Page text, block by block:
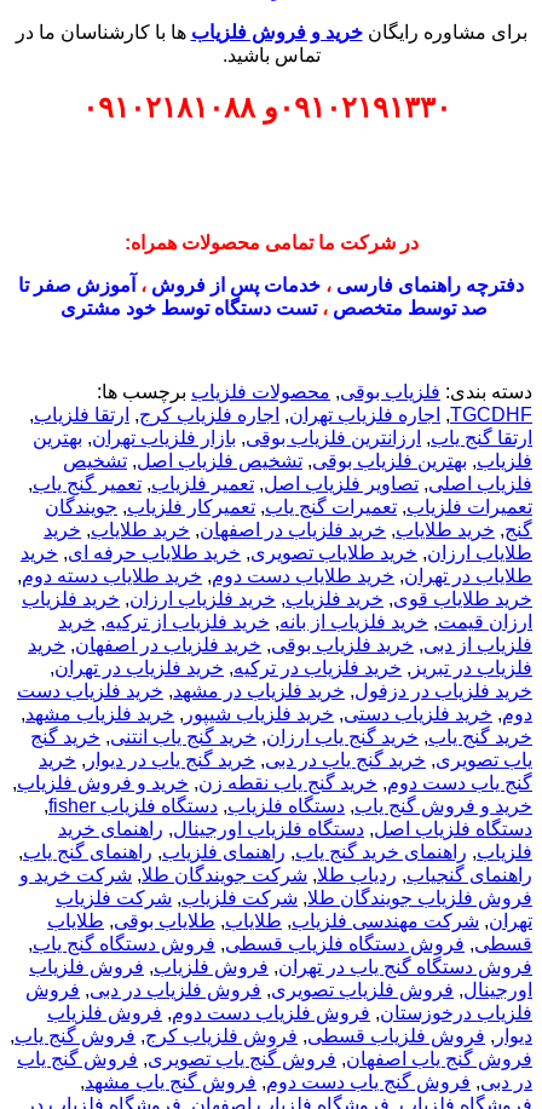
برای مشاوره رایگانخرید و فروش فلزیاب ها با کارشناسان ما در
تماس باشید.
۰۹۱۰۲۱۹۱۳۳۰ و ۰۹۱۰۲۱۸۱۰۸۸
در شرکت ما تمامی محصولات همراه:
دفترچه راهنمای فارسی ، خدمات پس از فروش ، آموزش صفر تا
صد توسط متخصص ،تست دستگاه توسط خود مشتری
دسته بندی: فلزیاب بوقی, محصولات فلزیاب برچسب ها:
TGCDHF
, اجاره فلزیاب تهران, اجاره فلزیاب کرج, ارتقا فلزیاب,
ارتقا گنج یاب, ارزانترین فلزیاب بوقی, بازار فلزیاب تهران, بهترین
فلزیاب, بهترین فلزیاب بوقی, تشخیص فلزیاب اصل, تشخیص
فلزیاب اصلی, تصاویر فلزیاب اصل, تعمیر فلزیاب, تعمیر گنج یاب,
تعمیرات فلزیاب, تعمیرات گنج یاب, تعمیرکار فلزیاب, جویندگان
گنج, خريد طلاياب, خريد فلزياب در اصفهان, خرید طلایاب, خرید
طلایاب ارزان, خرید طلایاب تصویری, خرید طلایاب حرفه ای, خرید
طلایاب در تهران, خرید طلایاب دست دوم, خرید طلایاب دسته دوم,
خرید طلایاب قوی, خرید فلزیاب, خرید فلزیاب ارزان, خرید فلزیاب
ارزان قیمت, خرید فلزیاب از بانه, خرید فلزیاب از ترکیه, خرید
فلزیاب از دبی, خرید فلزیاب بوقی, خرید فلزیاب در اصفهان, خرید
فلزیاب در تبریز , خرید فلزیاب در ترکیه, خرید فلزیاب در تهران,
خرید فلزیاب در دزفول, خرید فلزیاب در مشهد, خرید فلزیاب دست
دوم, خرید فلزیاب دستی, خرید فلزیاب شیپور , خرید فلزیاب مشهد,
خرید گنج یاب, خرید گنج یاب ارزان, خرید گنج یاب انتنی, خرید گنج
یاب تصویری, خرید گنج یاب در دبی, خرید گنج یاب در دیوار , خرید
گنج یاب دست دوم, خرید گنج یاب نقطه زن, خرید و فروش فلزیاب,
خرید و فروش گنج یاب, دستگاه فلزیاب, دستگاه فلزیاب fisher
,
دستگاه فلزیاب اصل, دستگاه فلزیاب اورجینال, راهنمای خرید
فلزیاب, راهنمای خرید گنج یاب, راهنمای فلزیاب, راهنمای گنج یاب,
راهنمای گنجیاب, ردیاب طلا, شرکت جویندگان طلا, شرکت خرید و
فروش فلزیاب جویندگان طلا, شرکت فلزیاب, شرکت فلزیاب
تهران, شرکت مهندسی فلزیاب, طلایاب, طلایاب بوقی, طلایاب
قسطی, فروش دستگاه فلزیاب قسطی, فروش دستگاه گنج یاب,
فروش دستگاه گنج یاب در تهران, فروش فلزیاب, فروش فلزیاب
اورجینال, فروش فلزیاب تصویری, فروش فلزیاب در دبی, فروش
فلزیاب درخوزستان, فروش فلزیاب دست دوم, فروش فلزیاب
دیوار , فروش فلزیاب قسطی, فروش فلزیاب کرج, فروش گنج یاب,
فروش گنج یاب اصفهان, فروش گنج یاب تصویری, فروش گنج یاب
در دبی, فروش گنج یاب دست دوم, فروش گنج یاب مشهد,